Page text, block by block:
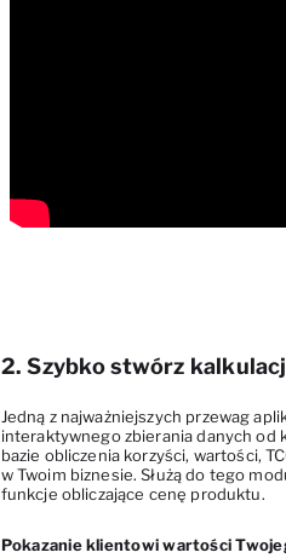
2. Szybko stwórz
Jedną z najważniejszych przewag
interaktywnego zbierania danych od
bazie obliczenia korzyści, wartości,
w Twoim biznesie. Służą do tego
funkcje obliczające cenę produktu.
Pokazanie klientowi wartości